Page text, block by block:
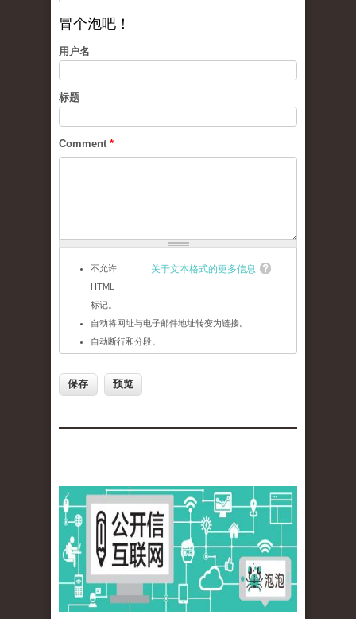
冒个泡吧！
用户名
标题
Comment *
关于文本格式的更多信息
不允许
HTML
标记。
自动将网址与电子邮件地址转变为链接。
自动断行和分段。